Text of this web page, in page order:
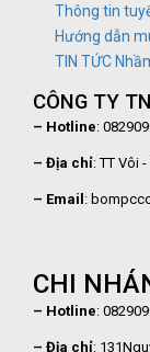
Thông tin
Hướng dẫn
TIN TỨC
CÔNG TY
– Hotline:
– Địa chỉ: TT Vôi
– Email:
CHI
– Hotline:
– Địa chỉ: